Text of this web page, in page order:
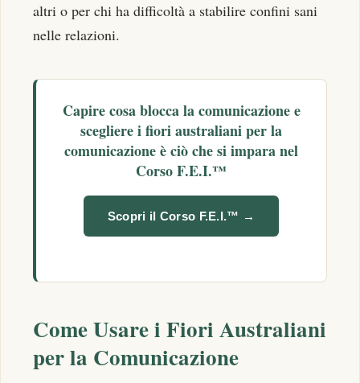
altri o per chi ha difficoltà a stabilire confini sani
nelle relazioni.
Capire cosa blocca la comunicazione e
scegliere i fiori australiani per la
comunicazione è ciò che si impara nel
Corso F.E.I.™
Scopri il Corso F.E.I.™ →
Come Usare i Fiori Australiani
per la Comunicazione